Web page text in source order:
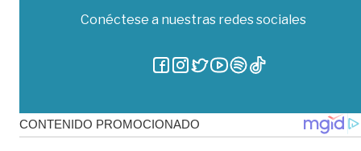
Conéctese a nuestras redes sociales